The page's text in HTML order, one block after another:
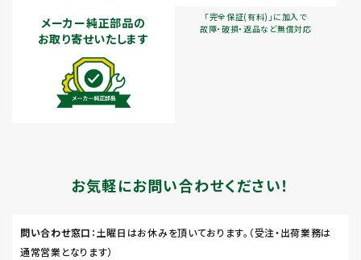
「完全保証(有料)」に加入で
故障・破損・返品など無償対応
メーカー純正部品の
お取り寄せいたします
お気軽にお問い合わせください！
問い合わせ窓口 ：土曜日はお休みを頂いております。（受注・出荷業務は
通常営業となります）